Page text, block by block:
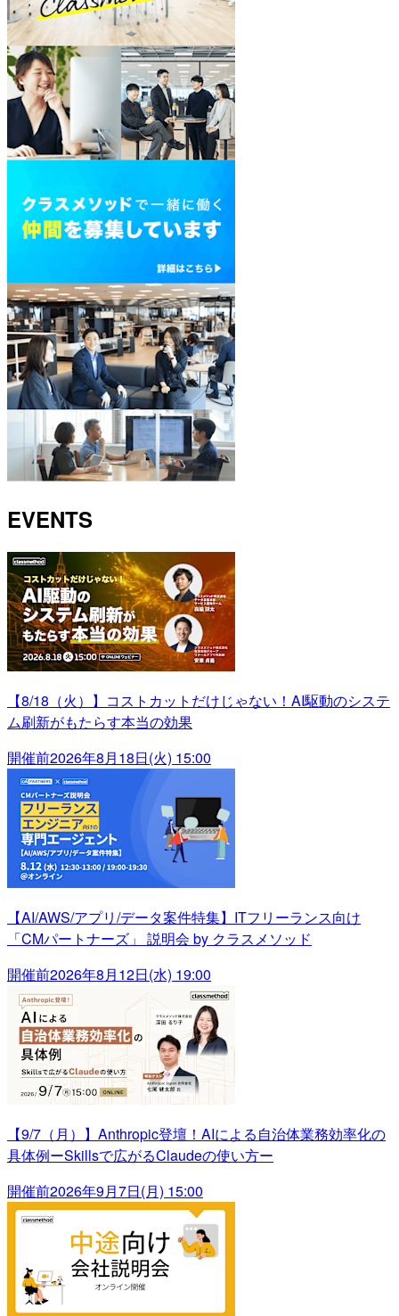
EVENTS
【8/18（火）】コストカットだけじゃない！AI駆動のシステ
ム刷新がもたらす本当の効果
開催前2026年8月18日(火) 15:00
【AI/AWS/アプリ/データ案件特集】ITフリーランス向け
「CMパートナーズ」 説明会 by クラスメソッド
開催前2026年8月12日(水) 19:00
【9/7（月）】Anthropic登壇！AIによる自治体業務効率化の
具体例ーSkillsで広がるClaudeの使い方ー
開催前2026年9月7日(月) 15:00